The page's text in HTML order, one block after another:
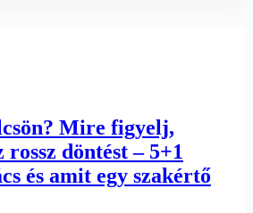
Mire figyelj,
rossz döntést – 5+1
és amit egy szakértő